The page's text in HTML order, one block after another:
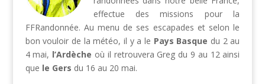
effectue des missions pour la
FFRandonnée. Au menu de ses escapades et selon le
bon vouloir de la météo, il y a le Pays Basque du 2 au
4 mai, l’Ardèche où il retrouvera Greg du 9 au 12 ainsi
que le Gers du 16 au 20 mai.